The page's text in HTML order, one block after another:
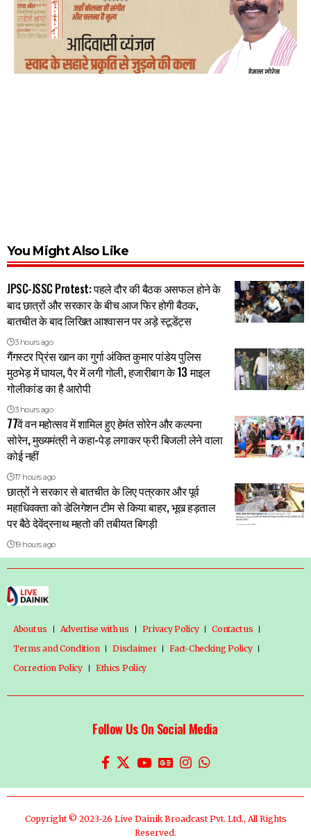
You Might Also Like
JPSC-JSSC Protest: पहले दौर की बैठक असफल होने के
बाद छात्रों और सरकार के बीच आज फिर होगी बैठक,
बातचीत के बाद लिखित आश्वासन पर अड़े स्टूडेंट्स
3 hours ago
गैंगस्टर प्रिंस खान का गुर्गा अंकित कुमार पांडेय पुलिस
मुठभेड़ में घायल, पैर में लगी गोली, हजारीबाग के 13 माइल
गोलीकांड का है आरोपी
3 hours ago
77वें वन महोत्सव में शामिल हुए हेमंत सोरेन और कल्पना
सोरेन, मुख्यमंत्री ने कहा-पेड़ लगाकर फ्री बिजली लेने वाला
कोई नहीं
17 hours ago
छात्रों ने सरकार से बातचीत के लिए पत्रकार और पूर्व
महाधिवक्ता को डेलिगेशन टीम से किया बाहर, भूख हड़ताल
पर बैठे देवेंद्रनाथ महतो की तबीयत बिगड़ी
19 hours ago
About us Advertise with us Privacy Policy
Contact us
Terms and Condition
Disclaimer
Fact-Checking Policy
Correction Policy
Ethics Policy
Follow Us On Social Media
Copyright © 2023-26 Live Dainik Broadcast Pvt. Ltd., All Rights
Reserved.